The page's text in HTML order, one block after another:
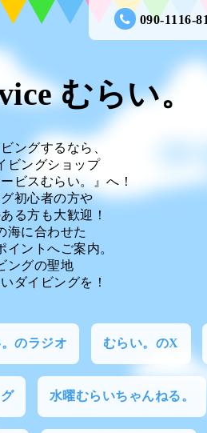
090-1116-
むらい。
ングするなら、
ビングショップ
ビスむらい。』へ！
初心者の方や
る方も大歓迎！
海に合わせた
イントへご案内。
ングの聖地
ダイビングを！
のラジオ むらい。のX
水曜むらいちゃんねる。